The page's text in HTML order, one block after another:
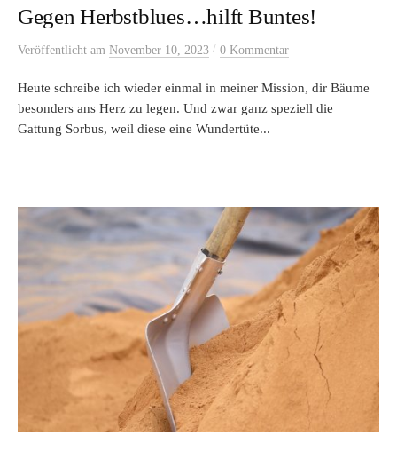
Gegen Herbstblues…hilft Buntes!
Veröffentlicht am November 10, 2023 / 0 Kommentar
Heute schreibe ich wieder einmal in meiner Mission, dir Bäume
besonders ans Herz zu legen. Und zwar ganz speziell die
Gattung Sorbus, weil diese eine Wundertüte...